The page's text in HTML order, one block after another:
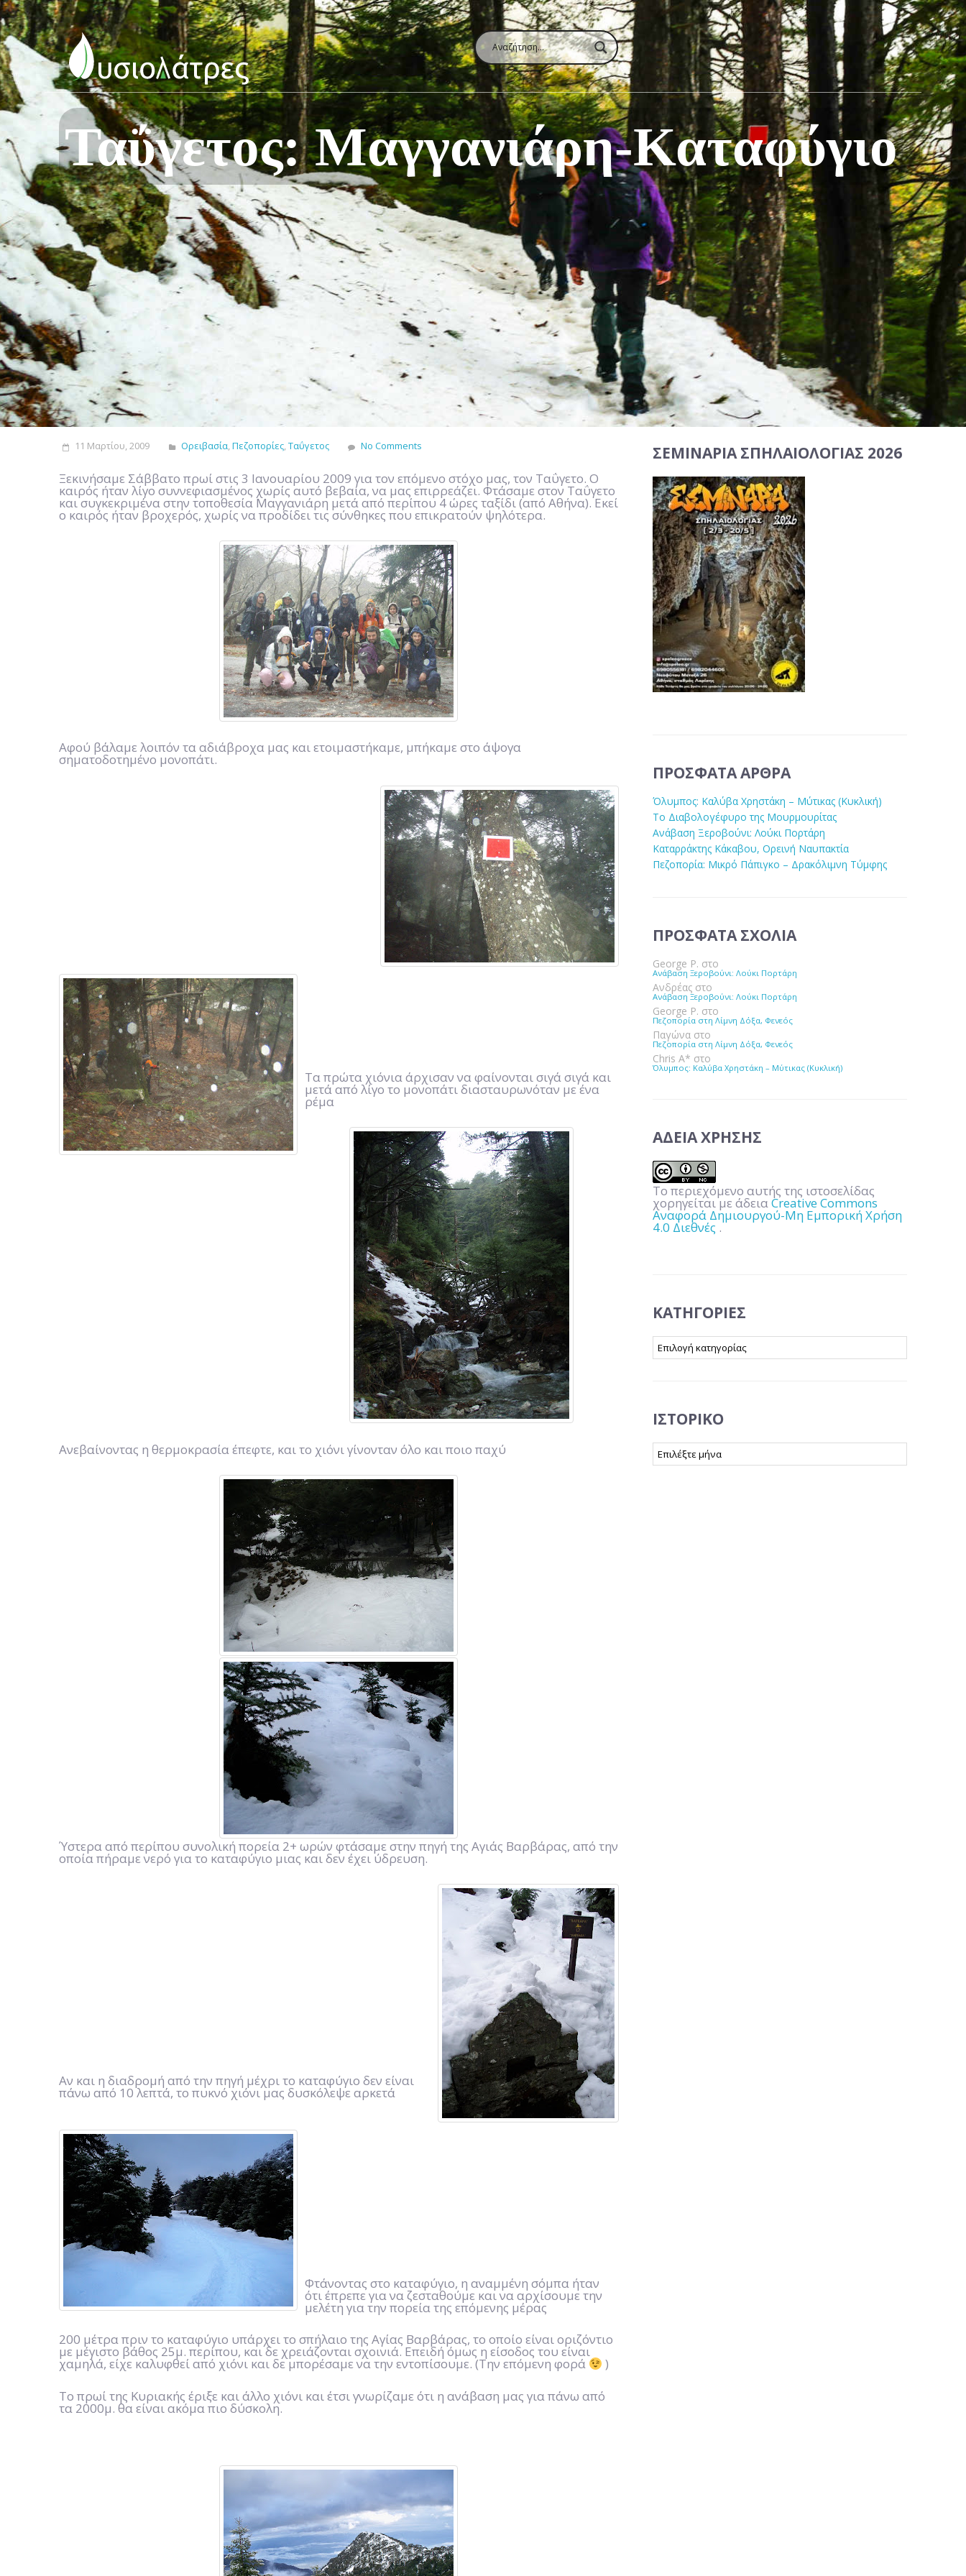
Ταΰγετος: Μαγγανιάρη-Καταφύγιο
11 Μαρτίου, 2009 Ορειβασία,Πεζοπορίες,Ταΰγετος No Comments
Ξεκινήσαμε Σάββατο πρωί στις 3 Ιανουαρίου 2009 για τον επόμενο στόχο μας, τον Ταΰγετο. Ο
καιρός ήταν λίγο συννεφιασμένος χωρίς αυτό βεβαία, να μας επιρρεάζει. Φτάσαμε στον Ταΰγετο
και συγκεκριμένα στην τοποθεσία Μαγγανιάρη μετά από περίπου 4 ώρες ταξίδι (από Αθήνα). Εκεί
ο καιρός ήταν βροχερός, χωρίς να προδίδει τις σύνθηκες που επικρατούν ψηλότερα.
Αφού βάλαμε λοιπόν τα αδιάβροχα μας και ετοιμαστήκαμε, μπήκαμε στο άψογα
σηματοδοτημένο μονοπάτι.
Τα πρώτα χιόνια άρχισαν να φαίνονται σιγά σιγά και
μετά από λίγο το μονοπάτι διασταυρωνόταν με ένα
ρέμα
Ανεβαίνοντας η θερμοκρασία έπεφτε, και το χιόνι γίνονταν όλο και ποιο παχύ
Ύστερα από περίπου συνολική πορεία 2+ ωρών φτάσαμε στην πηγή της Αγιάς Βαρβάρας, από την
οποία πήραμε νερό για το καταφύγιο μιας και δεν έχει ύδρευση.
Αν και η διαδρομή από την πηγή μέχρι το καταφύγιο δεν είναι
πάνω από 10 λεπτά, το πυκνό χιόνι μας δυσκόλεψε αρκετά
Φτάνοντας στο καταφύγιο, η αναμμένη σόμπα ήταν
ότι έπρεπε για να ζεσταθούμε και να αρχίσουμε την
μελέτη για την πορεία της επόμενης μέρας
200 μέτρα πριν το καταφύγιο υπάρχει το σπήλαιο της Αγίας Βαρβάρας, το οποίο είναι οριζόντιο
με μέγιστο βάθος 25μ. περίπου, και δε χρειάζονται σχοινιά. Επειδή όμως η είσοδος του είναι
χαμηλά, είχε καλυφθεί από χιόνι και δε μπορέσαμε να την εντοπίσουμε. (Την επόμενη φορά
)
Το πρωί της Κυριακής έριξε και άλλο χιόνι και έτσι γνωρίζαμε ότι η ανάβαση μας για πάνω από
τα 2000μ. θα είναι ακόμα πιο δύσκολη.
ΣΕΜΙΝΆΡΙΑ ΣΠΗΛΑΙΟΛΟΓΊΑΣ 2026
ΠΡΌΣΦΑΤΑ ΆΡΘΡΑ
Όλυμπος: Καλύβα Χρηστάκη – Μύτικας (Κυκλική)
Το Διαβολογέφυρο της Μουρμουρίτας
Ανάβαση Ξεροβούνι: Λούκι Πορτάρη
Καταρράκτης Κάκαβου, Ορεινή Ναυπακτία
Πεζοπορία: Μικρό Πάπιγκο – Δρακόλιμνη Τύμφης
ΠΡΌΣΦΑΤΑ ΣΧΌΛΙΑ
George P. στο
Ανάβαση Ξεροβούνι: Λούκι Πορτάρη
Ανδρέαςστο
Ανάβαση Ξεροβούνι: Λούκι Πορτάρη
George P. στο
Πεζοπορία στη Λίμνη Δόξα, Φενεός
Παγώνα στο
Πεζοπορία στη Λίμνη Δόξα, Φενεός
Chris A* στο
Όλυμπος: Καλύβα Χρηστάκη – Μύτικας (Κυκλική)
ΆΔΕΙΑ ΧΡΉΣΗΣ
Το περιεχόμενο αυτής της ιστοσελίδας
χορηγείται με άδειαCreative Commons
Αναφορά Δημιουργού-Μη Εμπορική Χρήση
4.0 Διεθνές .
KΑΤΗΓΟΡΊΕΣ
Kατηγορίες
ΙΣΤΟΡΙΚΌ
Ιστορικό